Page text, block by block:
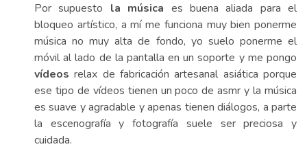
Por supuesto la música es buena aliada para el
bloqueo artístico, a mí me funciona muy bien ponerme
música no muy alta de fondo, yo suelo ponerme el
móvil al lado de la pantalla en un soporte y me pongo
vídeos relax de fabricación artesanal asiática porque
ese tipo de vídeos tienen un poco de asmr y la música
es suave y agradable y apenas tienen diálogos, a parte
la escenografía y fotografía suele ser preciosa y
cuidada.